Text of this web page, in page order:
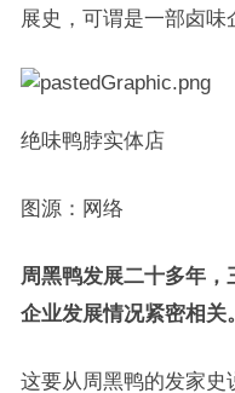
展史，可谓是一部卤味
绝味鸭脖实体店
图源：网络
周黑鸭发展二十多年
企业发展情况紧密相关。
这要从周黑鸭的发家史